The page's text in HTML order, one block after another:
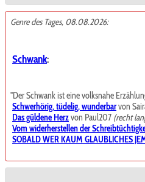
Genre des Tages, 08.08.2026:
Schwank:
"Der Schwank ist eine volksnahe
Schwerhörig, tüdelig, wunderbarvon
Das güldene Herzvon Paul207 (recht
Vom widerherstellen der
SOBALD WER KAUM GLAUBLICHES